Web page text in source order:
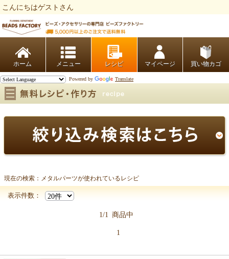
こんにちはゲストさん
ホーム レシピ マイページ 買い物カゴ
Powered by Translate
メタルパーツ
現在の検索：メタルパーツが使われているレシピ
表示件数：
1/1 商品中
1